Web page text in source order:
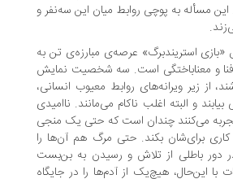
به پوچی روابط میان این سه‌نفر و
عرصه‌ی مبارزه‌ی تن به
است. سه شخصیت نمایش
ویرانه‌های روابط معیوب انسانی،
البته اغلب ناکام می‌مانند. ناامیدی
چندان است که حتی یک منجی
بکند. حتی مرگ هم آن‌ها را
از تلاش و رسیدن به بن‌بست
هیچ‌یک از آدم‌ها را در جایگاه